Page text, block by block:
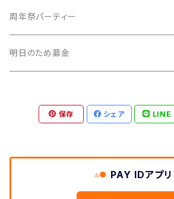
周年祭パーティー
明日のため募金
保存 シェア LINE
PAY IDアプリ